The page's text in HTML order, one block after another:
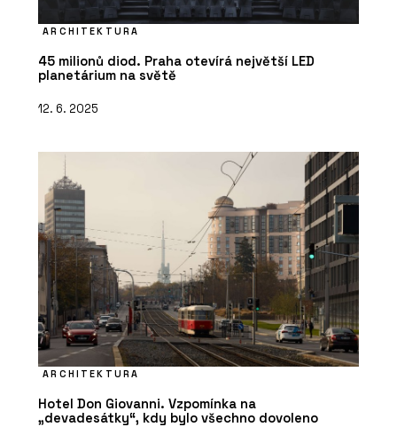
ARCHITEKTURA
45 milionů diod. Praha otevírá největší LED
planetárium na světě
12. 6. 2025
ARCHITEKTURA
Hotel Don Giovanni. Vzpomínka na
„devadesátky“, kdy bylo všechno dovoleno